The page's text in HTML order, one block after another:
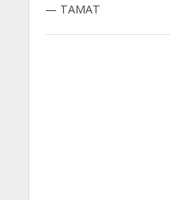
— TAMAT